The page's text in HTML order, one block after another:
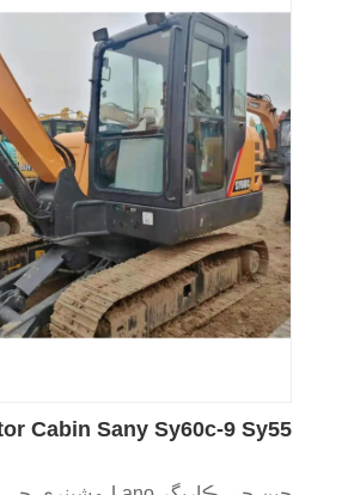
Cabin Sany Sy60c-9 Sy55